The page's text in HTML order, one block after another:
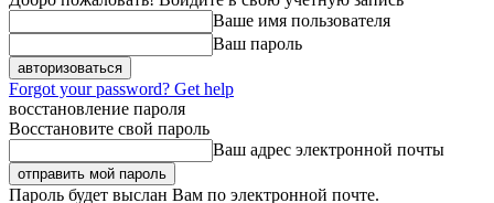
Ваше имя пользователя
Ваш пароль
Forgot your password? Get help
восстановление пароля
Восстановите свой пароль
Ваш адрес электронной почты
Пароль будет выслан Вам по электронной почте.